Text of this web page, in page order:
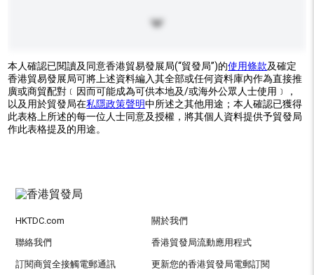
本人確認已閱讀及同意香港貿易發展局(“貿發局”)的使用條款及確定
香港貿易發展局可將上述資料編入其全部或任何資料庫內作為直接推
廣或商貿配對﹝因而可能成為可供本地及/或海外公眾人士使用﹞，
以及用於貿發局在私隱政策聲明中所述之其他用途；本人確認已獲得
此表格上所述的每一位人士同意及授權，將其個人資料提供予貿發局
作此表格提及的用途。
HKTDC.com 關於我們
聯絡我們 香港貿發局流動應用程式
訂閱商貿全接觸電郵通訊 更新您的香港貿發局電郵訂閱